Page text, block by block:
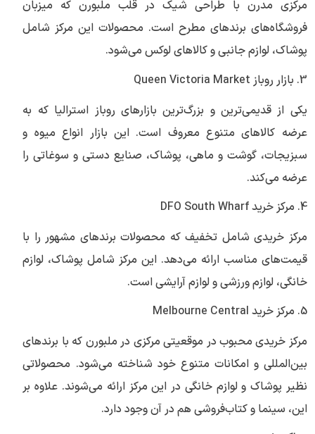
مرکزی مدرن با طراحی شیک در قلب ملبورن که میزبان
فروشگاه‌های برندهای مطرح است. محصولات این مرکز شامل
پوشاک، لوازم جانبی و کالاهای لوکس می‌شود.
3. بازار روباز Queen Victoria Market
یکی از قدیمی‌ترین و بزرگ‌ترین بازارهای روباز استرالیا که به
عرضه کالاهای متنوع معروف است. این بازار انواع میوه و
سبزیجات، گوشت و ماهی، پوشاک، صنایع دستی و سوغاتی را
عرضه می‌کند.
4. مرکز خرید DFO South Wharf
مرکز خریدی شامل تخفیف که محصولات برندهای مشهور را با
قیمت‌های مناسب ارائه می‌دهد. این مرکز شامل پوشاک، لوازم
خانگی، لوازم ورزشی و لوازم آرایشی است.
5. مرکز خرید Melbourne Central
مرکز خریدی محبوب در موقعیتی مرکزی در ملبورن که با برندهای
بین‌المللی و امکانات متنوع خود شناخته می‌شود. محصولاتی
نظیر پوشاک و لوازم خانگی در این مرکز ارائه می‌شوند. علاوه بر
این، سینما و کتاب‌فروشی هم در آن وجود دارد.